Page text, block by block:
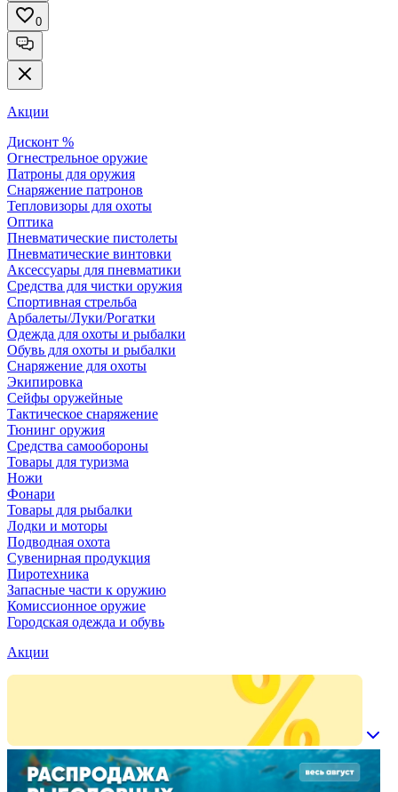
0
Акции
Дисконт %
Огнестрельное оружие
Патроны для оружия
Снаряжение патронов
Тепловизоры для охоты
Оптика
Пневматические пистолеты
Пневматические винтовки
Аксессуары для пневматики
Средства для чистки оружия
Спортивная стрельба
Арбалеты/Луки/Рогатки
Одежда для охоты и рыбалки
Обувь для охоты и рыбалки
Снаряжение для охоты
Экипировка
Сейфы оружейные
Тактическое снаряжение
Тюнинг оружия
Средства самообороны
Товары для туризма
Ножи
Фонари
Товары для рыбалки
Лодки и моторы
Подводная охота
Сувенирная продукция
Пиротехника
Запасные части к оружию
Комиссионное оружие
Городская одежда и обувь
Акции